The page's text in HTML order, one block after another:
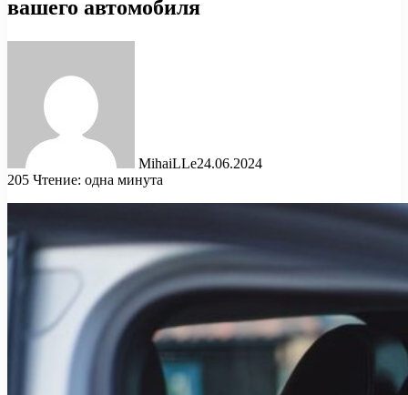
вашего автомобиля
MihaiLLe24.06.2024
205 Чтение: одна минута